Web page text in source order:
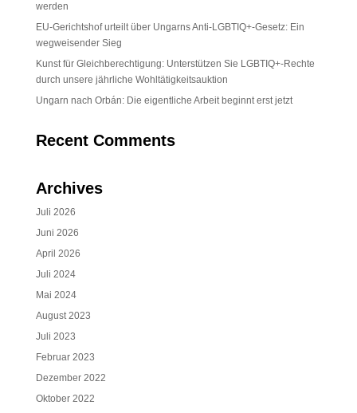
werden
EU-Gerichtshof urteilt über Ungarns Anti-LGBTIQ+-Gesetz: Ein
wegweisender Sieg
Kunst für Gleichberechtigung: Unterstützen Sie LGBTIQ+-Rechte
durch unsere jährliche Wohltätigkeitsauktion
Ungarn nach Orbán: Die eigentliche Arbeit beginnt erst jetzt
Recent Comments
Archives
Juli 2026
Juni 2026
April 2026
Juli 2024
Mai 2024
August 2023
Juli 2023
Februar 2023
Dezember 2022
Oktober 2022